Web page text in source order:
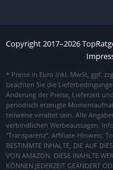
Copyright2017–2026